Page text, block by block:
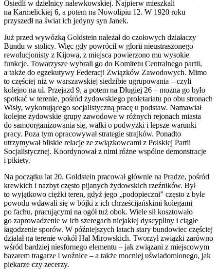
Osiedli w dzielnicy nalewkowskiej. Najpierw mieszkali
na Karmelickiej 6, a potem na Nowolipiu 12. W 1920 roku
przyszedł na świat ich jedyny syn Janek.
Już przed wywózką Goldstein należał do czołowych działaczy
Bundu w stolicy. Więc gdy powrócił w glorii nieustraszonego
rewolucjonisty z Kijowa, z miejsca powierzono mu wysokie
funkcje. Towarzysze wybrali go do Komitetu Centralnego partii,
a także do egzekutywy Federacji Związków Zawodowych. Mimo
to częściej niż w warszawskiej siedzibie ugrupowania – czyli
kolejno na ul. Przejazd 9, a potem na Długiej 26 – można go było
spotkać w terenie, pośród żydowskiego proletariatu po obu stronach
Wisły, wykonującego socjalistyczną pracę u podstaw. Namawiał
kolejne żydowskie grupy zawodowe w różnych rejonach miasta
do samoorganizowania się, walki o podwyżki i lepsze warunki
pracy. Poza tym opracowywał strategie strajków. Ponadto
utrzymywał bliskie relacje ze związkowcami z Polskiej Partii
Socjalistycznej. Koordynował z nimi różne wspólne demonstracje
i pikiety.
Na początku lat 20. Goldstein pracował głównie na Pradze, pośród
krewkich i nazbyt często pijanych żydowskich rzeźników. Był
to wyjątkowo ciężki teren, gdyż jego „podopieczni” często z byle
powodu wdawali się w bójki z ich chrześcijańskimi kolegami
po fachu, pracującymi na ogół tuż obok. Wiele sił kosztowało
go zaprowadzenie w ich szeregach niejakiej dyscypliny i ciągłe
łagodzenie sporów. W późniejszych latach stary bundowiec częściej
działał na terenie wokół Hal Mirowskich. Tworzył związki zarówno
wśród bardziej niesfornego elementu – jak związani z miejscowym
bazarem tragarze i woźnice – a także mocniej uświadomionego, jak
piekarze czy zecerzy.